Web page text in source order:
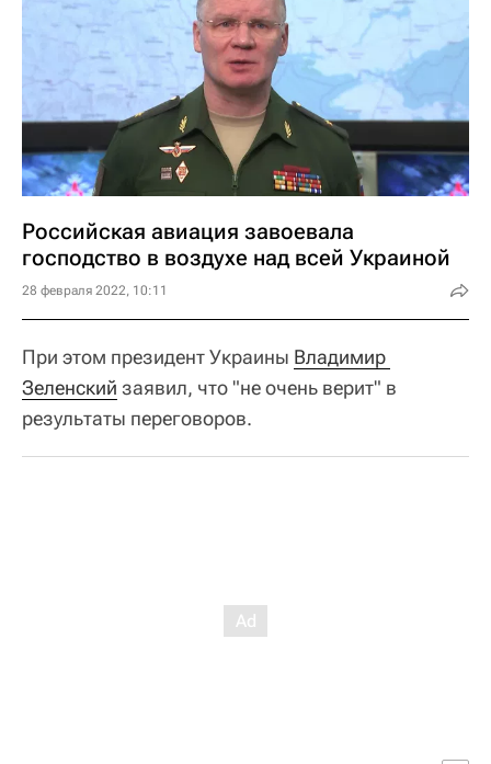
Российская авиация завоевала
господство в воздухе над всей Украиной
28 февраля 2022, 10:11
При этом президент Украины Владимир
Зеленский заявил, что "не очень верит" в
результаты переговоров.